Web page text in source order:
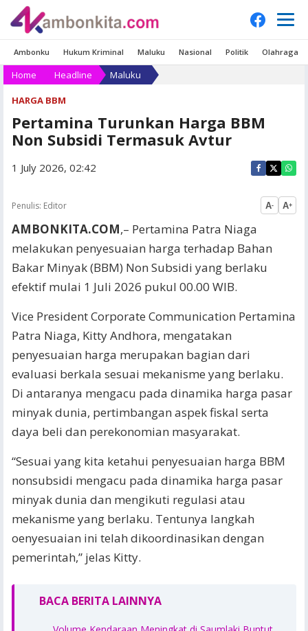
Ambonku Hukum Kriminal Maluku Nasional Politik Olahraga
Home Headline Maluku
HARGA BBM
Pertamina Turunkan Harga BBM
Non Subsidi Termasuk Avtur
1 July 2026, 02:42
Penulis: Editor A- A+
AMBONKITA.COM,– Pertamina Patra Niaga
melakukan penyesuaian harga terhadap Bahan
Bakar Minyak (BBM) Non Subsidi yang berlaku
efektif mulai 1 Juli 2026 pukul 00.00 WIB.
Vice President Corporate Communication Pertamina
Patra Niaga, Kitty Andhora, mengatakan
penyesuaian harga merupakan bagian dari
evaluasi berkala sesuai mekanisme yang berlaku.
Di antaranya mengacu pada dinamika harga pasar
minyak dunia, pertimbangan aspek fiskal serta
daya beli dan perekonomian masyarakat.
“Sesuai yang kita ketahui penyesuaian harga BBM
nonsubsidi mengacu pada dinamika harga pasar
minyak dunia dan mengikuti regulasi atau
mekanisme yang berlaku. Tentunya langkah
oenyesuaian ini telah dikoordinasikan dengan
pemerintah,” jelas Kitty.
BACA BERITA LAINNYA